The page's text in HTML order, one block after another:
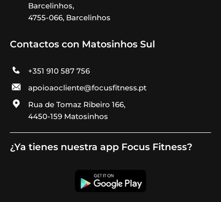
Barcelinhos,
4755-066, Barcelinhos
Contactos con Matosinhos Sul
+351 910 587 756
apoioaocliente@focusfitness.pt
Rua de Tomaz Ribeiro 166,
4450-159 Matosinhos
¿Ya tienes nuestra app Focus Fitness?